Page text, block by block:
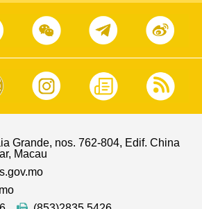
Grande, nos. 762-804, Edif. China
Macau